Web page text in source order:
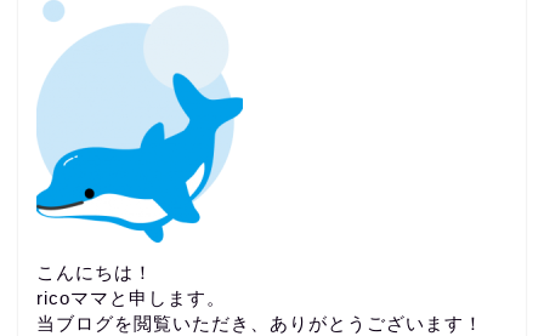
こんにちは！
ricoママと申します。
当ブログを閲覧いただき、ありがとうございます！